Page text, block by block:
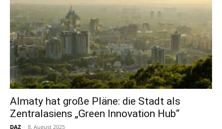
Almaty hat große Pläne: die Stadt als
Zentralasiens „Green Innovation Hub“
DAZ - 8. August 2025